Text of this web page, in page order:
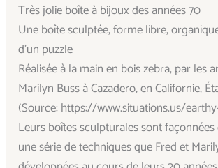
Très jolie boîte à bijoux des années 70
Une boîte sculptée, forme libre,
d’un puzzle
Réalisée à la main en bois zebra, par les
Marilyn Buss à Cazadero, en Californie,
(Source: https://www.situations.us/
Leurs boîtes sculpturales sont façonnées
une série de techniques que Fred et